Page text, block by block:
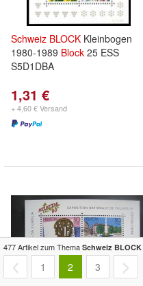
Schweiz BLOCK Kleinbogen
1980-1989 Block 25 ESS
S5D1DBA
1,31 €
+ 4,60 € Versand
477 Artikel zum Thema Schweiz BLOCK
1 2 3